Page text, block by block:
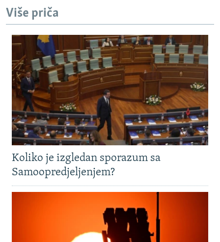
POST SCRIPTUM
TRI DECENIJE OD RATA U BIH
SVE KARTE DEJTONA
NASTANAK I RASPAD JUGOSLAVIJE
Više priča
Koliko je izgledan sporazum sa
Samoopredjeljenjem?